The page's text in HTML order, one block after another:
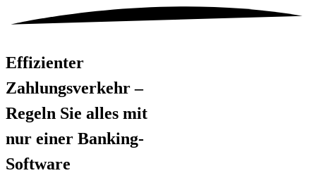
Effizienter
Zahlungsverkehr –
Regeln Sie alles mit
nur einer Banking-
Software